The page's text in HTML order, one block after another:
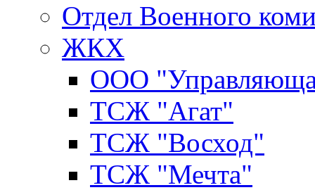
Отдел Военного
ЖКХ
ООО
ТСЖ "Агат"
ТСЖ "Восход"
ТСЖ "Мечта"